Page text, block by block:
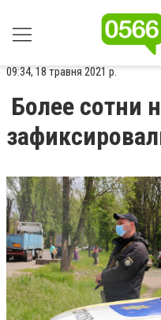
09:34, 18 травня 2021 р.
Более сотни